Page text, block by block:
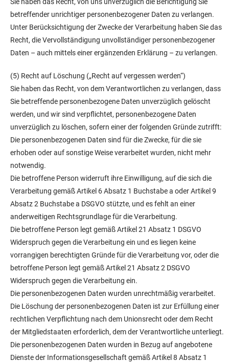
betreffender unrichtiger personenbezogener Daten zu verlangen.
Unter Berücksichtigung der Zwecke der Verarbeitung haben Sie das
Recht, die Vervollständigung unvollständiger personenbezogener
Daten – auch mittels einer ergänzenden Erklärung – zu verlangen.
(5) Recht auf Löschung („Recht auf vergessen werden“)
Sie haben das Recht, von dem Verantwortlichen zu verlangen, dass
Sie betreffende personenbezogene Daten unverzüglich gelöscht
werden, und wir sind verpflichtet, personenbezogene Daten
unverzüglich zu löschen, sofern einer der folgenden Gründe zutrifft:
Die personenbezogenen Daten sind für die Zwecke, für die sie
erhoben oder auf sonstige Weise verarbeitet wurden, nicht mehr
notwendig.
Die betroffene Person widerruft ihre Einwilligung, auf die sich die
Verarbeitung gemäß Artikel 6 Absatz 1 Buchstabe a oder Artikel 9
Absatz 2 Buchstabe a DSGVO stützte, und es fehlt an einer
anderweitigen Rechtsgrundlage für die Verarbeitung.
Die betroffene Person legt gemäß Artikel 21 Absatz 1 DSGVO
Widerspruch gegen die Verarbeitung ein und es liegen keine
vorrangigen berechtigten Gründe für die Verarbeitung vor, oder die
betroffene Person legt gemäß Artikel 21 Absatz 2 DSGVO
Widerspruch gegen die Verarbeitung ein.
Die personenbezogenen Daten wurden unrechtmäßig verarbeitet.
Die Löschung der personenbezogenen Daten ist zur Erfüllung einer
rechtlichen Verpflichtung nach dem Unionsrecht oder dem Recht
der Mitgliedstaaten erforderlich, dem der Verantwortliche unterliegt.
Die personenbezogenen Daten wurden in Bezug auf angebotene
Dienste der Informationsgesellschaft gemäß Artikel 8 Absatz 1